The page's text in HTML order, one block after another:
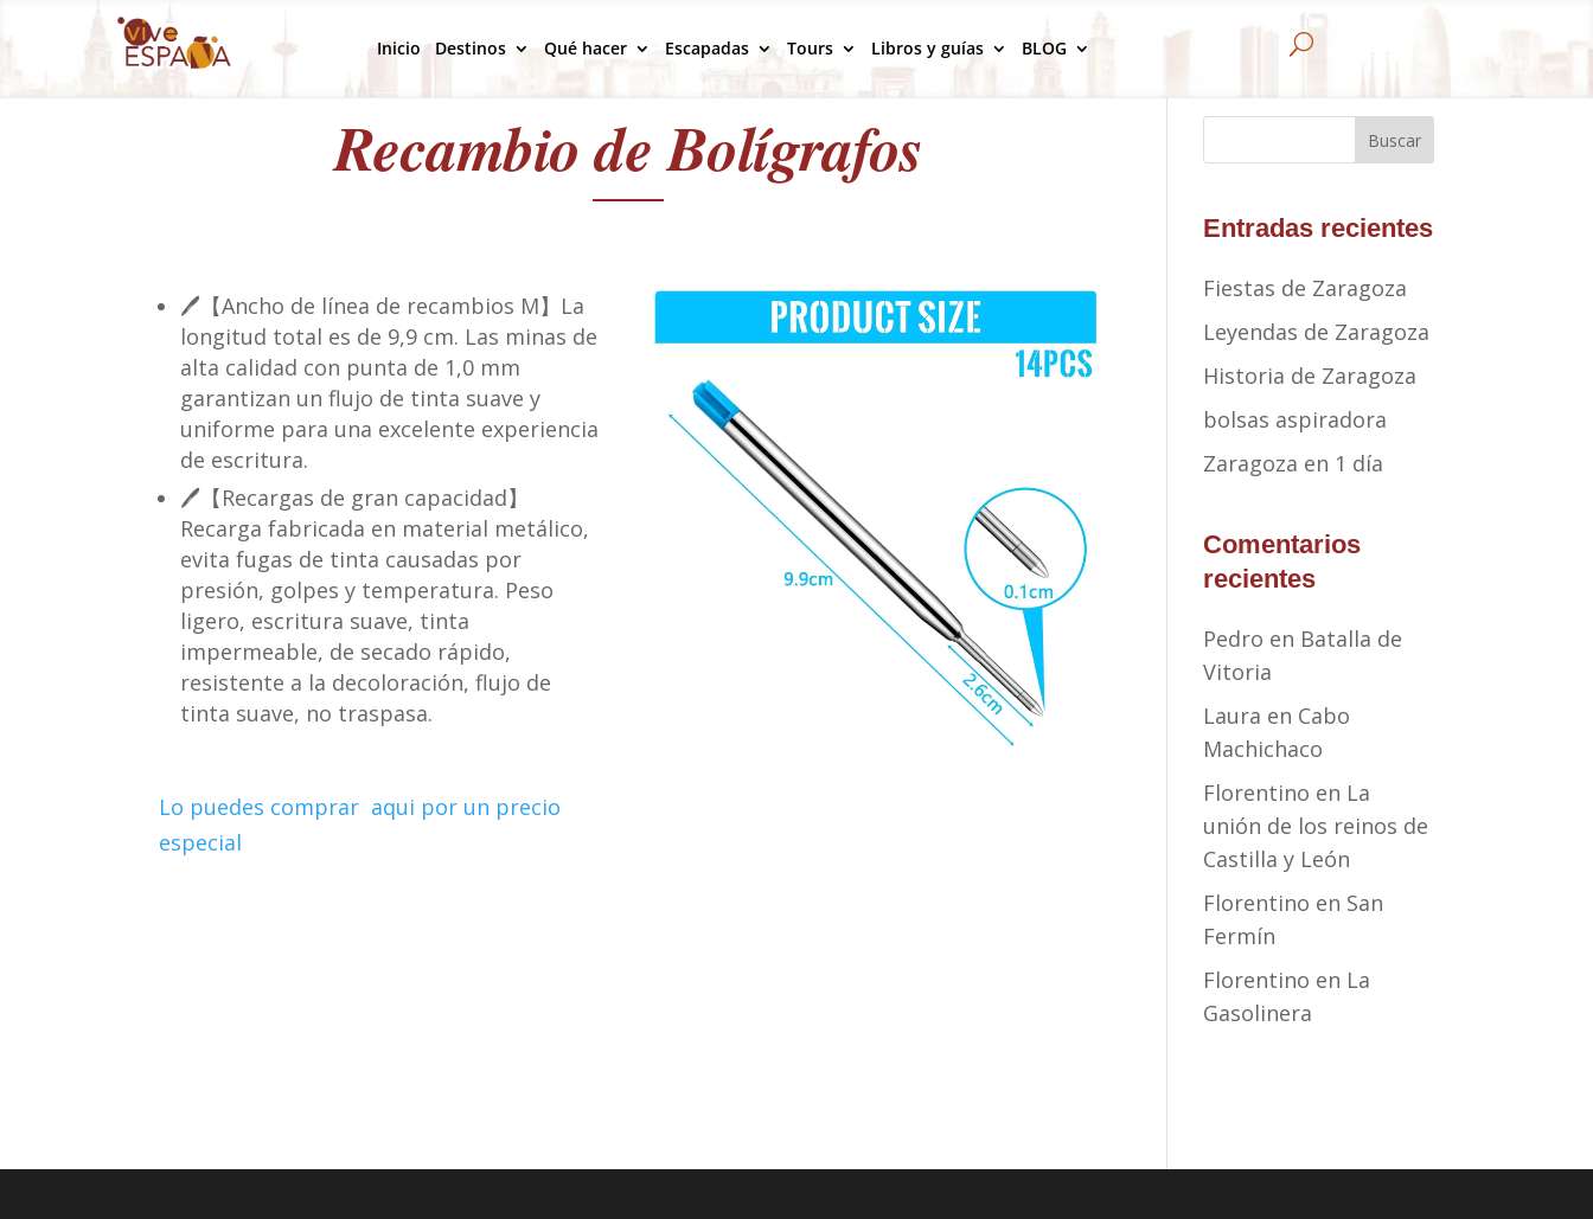
Inicio Destinos Qué hacer Escapadas Tours Libros y guías BLOG U
Recambio de Bolígrafos
🖊️【Ancho de línea de recambios M】La
longitud total es de 9,9 cm. Las minas de
alta calidad con punta de 1,0 mm
garantizan un flujo de tinta suave y
uniforme para una excelente experiencia
de escritura.
🖊️【Recargas de gran capacidad】
Recarga fabricada en material metálico,
evita fugas de tinta causadas por
presión, golpes y temperatura. Peso
ligero, escritura suave, tinta
impermeable, de secado rápido,
resistente a la decoloración, flujo de
tinta suave, no traspasa.
Lo puedes comprar aqui por un precio
especial
Buscar
Entradas recientes
Fiestas de Zaragoza
Leyendas de Zaragoza
Historia de Zaragoza
bolsas aspiradora
Zaragoza en 1 día
Comentarios
recientes
Pedro en Batalla de
Vitoria
Laura en Cabo
Machichaco
Florentino en La
unión de los reinos de
Castilla y León
Florentino en San
Fermín
Florentino en La
Gasolinera